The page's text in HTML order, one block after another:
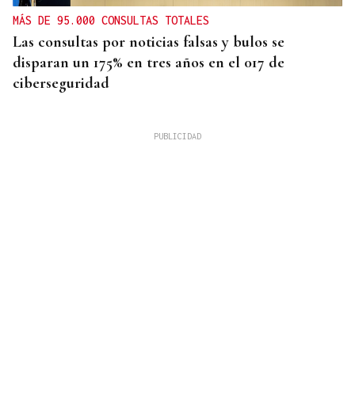
MÁS DE 95.000 CONSULTAS TOTALES
Las consultas por noticias falsas y bulos se
disparan un 175% en tres años en el 017 de
ciberseguridad